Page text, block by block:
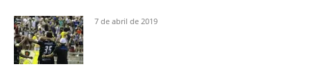
7 de abril de 2019